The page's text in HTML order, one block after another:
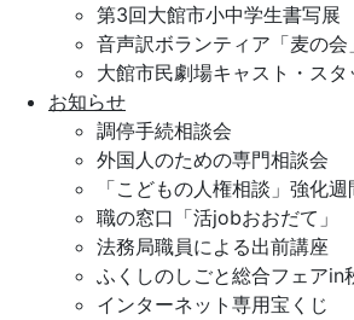
第3回大館市小中学生書写展
音声訳ボランティア「麦の会
大館市民劇場キャスト・スタ
お知らせ
調停手続相談会
外国人のための専門相談会
「こどもの人権相談」強化週
職の窓口「活jobおおだて」
法務局職員による出前講座
ふくしのしごと総合フェアin
インターネット専用宝くじ